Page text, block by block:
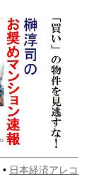
• 日本経済アレコ